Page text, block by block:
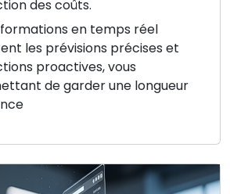
des coûts.
en temps réel
les prévisions précises et
proactives, vous
de garder une longueur